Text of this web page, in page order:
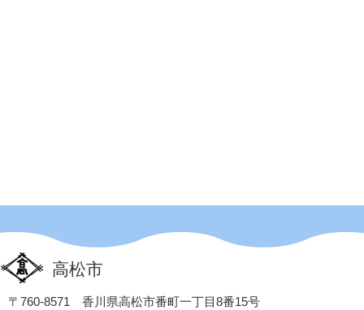
高松市
〒760-8571 香川県高松市番町一丁目8番15号